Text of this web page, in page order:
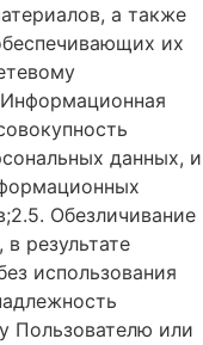
а также
их
данных, и
Обезличивание
результате
использования
Пользователю или